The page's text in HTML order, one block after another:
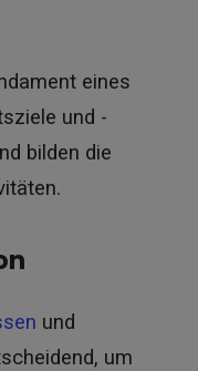
eines
und -
bilden die
und
um